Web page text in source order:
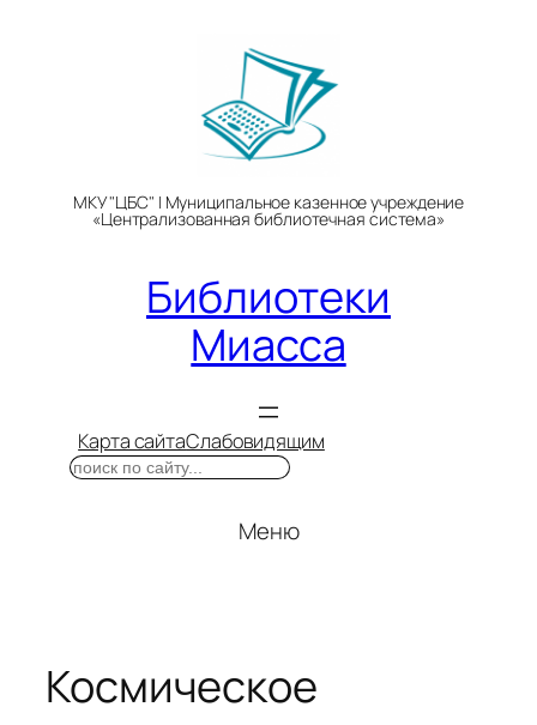
МКУ "ЦБС" | Муниципальное казенное учреждение
«Централизованная библиотечная система»
Библиотеки
Миасса
Карта сайтаСлабовидящим
Поиск
Меню
Космическое